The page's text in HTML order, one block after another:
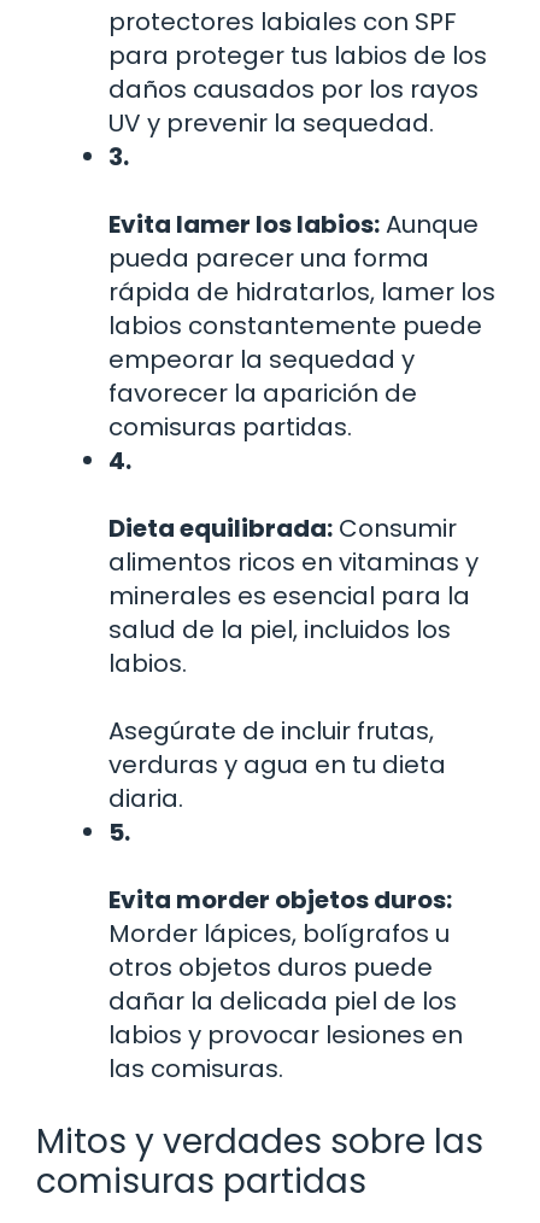
protectores labiales con SPF
para proteger tus labios de los
daños causados por los rayos
UV y prevenir la sequedad.
3.
Evita lamer los labios:Aunque
pueda parecer una forma
rápida de hidratarlos, lamer los
labios constantemente puede
empeorar la sequedad y
favorecer la aparición de
comisuras partidas.
4.
Dieta equilibrada: Consumir
alimentos ricos en vitaminas y
minerales es esencial para la
salud de la piel, incluidos los
labios.
Asegúrate de incluir frutas,
verduras y agua en tu dieta
diaria.
5.
Evita morder objetos duros:
Morder lápices, bolígrafos u
otros objetos duros puede
dañar la delicada piel de los
labios y provocar lesiones en
las comisuras.
Mitos y verdades sobre las
comisuras partidas